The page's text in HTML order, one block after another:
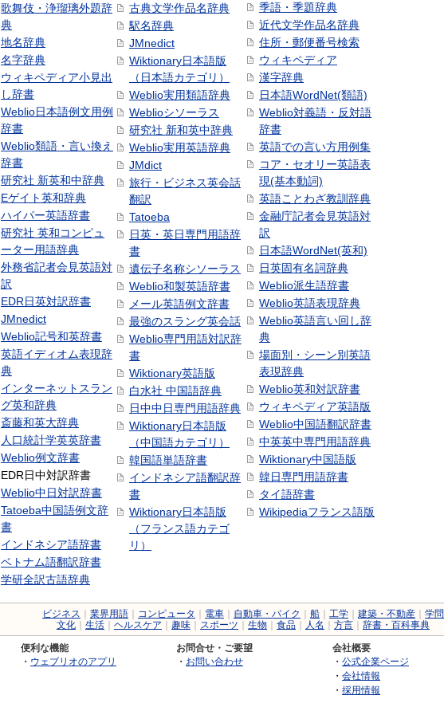
歌舞伎・浄瑠璃外題辞
典
地名辞典
名字辞典
ウィキペディア小見出
し辞書
Weblio日本語例文用例
辞書
Weblio類語・言い換え
辞書
研究社 新英和中辞典
Eゲイト英和辞典
ハイパー英語辞書
研究社 英和コンピュ
ーター用語辞典
外務省記者会見英語対
訳
EDR日英対訳辞書
JMnedict
Weblio記号和英辞書
英語イディオム表現辞
典
インターネットスラン
グ英和辞典
斎藤和英大辞典
人口統計学英英辞書
Weblio例文辞書
EDR日中対訳辞書
Weblio中日対訳辞書
Tatoeba中国語例文辞
書
インドネシア語辞書
ベトナム語翻訳辞書
学研全訳古語辞典
古典文学作品名辞典
駅名辞典
JMnedict
Wiktionary日本語版
（日本語カテゴリ）
Weblio実用類語辞典
Weblioシソーラス
研究社 新和英中辞典
Weblio実用英語辞典
JMdict
旅行・ビジネス英会話
翻訳
Tatoeba
日英・英日専門用語辞
書
遺伝子名称シソーラス
Weblio和製英語辞書
メール英語例文辞書
最強のスラング英会話
Weblio専門用語対訳辞
書
Wiktionary英語版
白水社 中国語辞典
日中中日専門用語辞典
Wiktionary日本語版
（中国語カテゴリ）
韓国語単語辞書
インドネシア語翻訳辞
書
Wiktionary日本語版
（フランス語カテゴ
リ）
季語・季題辞典
近代文学作品名辞典
住所・郵便番号検索
ウィキペディア
漢字辞典
日本語WordNet(類語)
Weblio対義語・反対語
辞書
英語での言い方用例集
コア・セオリー英語表
現(基本動詞)
英語ことわざ教訓辞典
金融庁記者会見英語対
訳
日本語WordNet(英和)
日英固有名詞辞典
Weblio派生語辞書
Weblio英語表現辞典
Weblio英語言い回し辞
典
場面別・シーン別英語
表現辞典
Weblio英和対訳辞書
ウィキペディア英語版
Weblio中国語翻訳辞書
中英英中専門用語辞典
Wiktionary中国語版
韓日専門用語辞書
タイ語辞書
Wikipediaフランス語版
ビジネス 業界用語 コンピュータ 電車 自動車・バイク 船 工学 建築・不動産
学問
文化
生活 ヘルスケア 趣味 スポーツ 生物 食品 人名 方言 辞書・百科事典
便利な機能
・ ウェブリオのアプリ
お問合せ・ご要望
・ お問い合わせ
会社概要
・ 公式企業ページ
・ 会社情報
・ 採用情報